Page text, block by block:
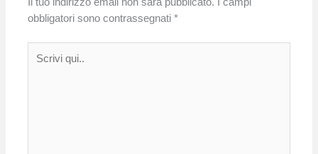
obbligatori sono contrassegnati*
qui..